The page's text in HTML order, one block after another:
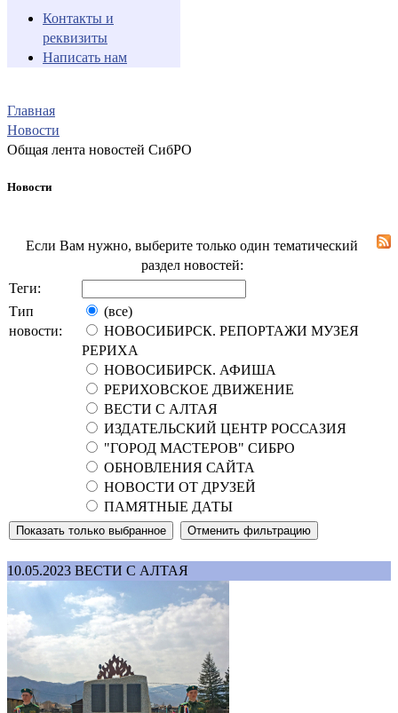
Контакты и
реквизиты
Написать нам
Главная
Новости
Общая лента новостей СибРО
Новости
Если Вам нужно, выберите только один тематический
раздел новостей:
Теги:
Тип
новости:
(все)
НОВОСИБИРСК. РЕПОРТАЖИ МУЗЕЯ
РЕРИХА
НОВОСИБИРСК. АФИША
РЕРИХОВСКОЕ ДВИЖЕНИЕ
ВЕСТИ С АЛТАЯ
ИЗДАТЕЛЬСКИЙ ЦЕНТР РОССАЗИЯ
"ГОРОД МАСТЕРОВ" СИБРО
ОБНОВЛЕНИЯ САЙТА
НОВОСТИ ОТ ДРУЗЕЙ
ПАМЯТНЫЕ ДАТЫ
10.05.2023 ВЕСТИ С АЛТАЯ